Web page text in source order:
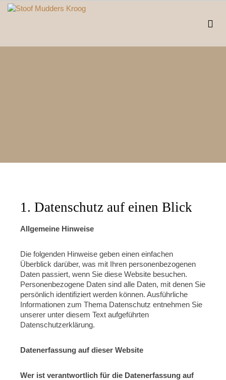
1. Datenschutz auf einen Blick
Allgemeine Hinweise
Die folgenden Hinweise geben einen einfachen
Überblick darüber, was mit Ihren personenbezogenen
Daten passiert, wenn Sie diese Website besuchen.
Personenbezogene Daten sind alle Daten, mit denen Sie
persönlich identifiziert werden können. Ausführliche
Informationen zum Thema Datenschutz entnehmen Sie
unserer unter diesem Text aufgeführten
Datenschutzerklärung.
Datenerfassung auf dieser Website
Wer ist verantwortlich für die Datenerfassung auf